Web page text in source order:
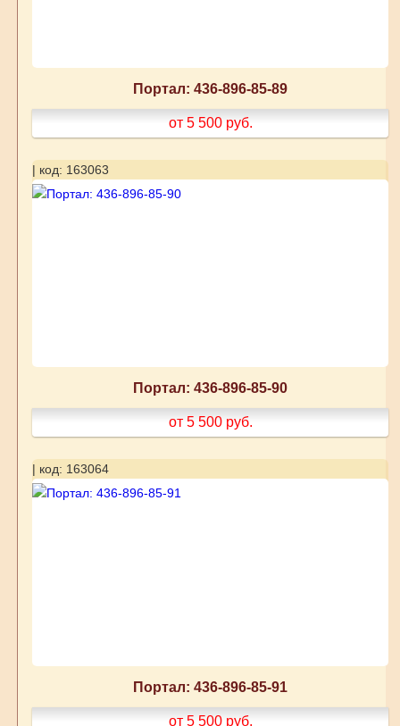
Портал: 436-896-85-89
от 5 500 руб.
| код: 163063
Портал: 436-896-85-90
от 5 500 руб.
| код: 163064
Портал: 436-896-85-91
от 5 500 руб.